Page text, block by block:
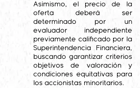
Asimismo, el precio de la
oferta deberá ser
determinado por un
evaluador independiente
previamente calificado por la
Superintendencia Financiera,
buscando garantizar criterios
objetivos de valoración y
condiciones equitativas para
los accionistas minoritarios.